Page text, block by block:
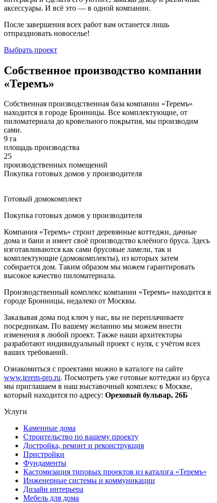
аксессуары. И всё это — в одной компании.
После завершения всех работ вам останется лишь
отпраздновать новоселье!
Выбрать проект
Собственное производство компании
«Теремъ»
Собственная производственная база компании «Теремъ»
находится в городе Бронницы. Все комплектующие, от
пиломатериала до кровельного покрытия, мы производим
сами.
9 га
площадь производства
25
производственных помещений
Покупка готовых домов у производителя
Готовый домокомплект
Покупка готовых домов у производителя
Компания «Теремъ» строит деревянные коттеджи, дачные
дома и бани и имеет своё производство клеёного бруса. Здесь
изготавливаются как сами брусовые ламели, так и
комплектующие (домокомплекты), из которых затем
собирается дом. Таким образом мы можем гарантировать
высокое качество пиломатериала.
Производственный комплекс компании «Теремъ» находится в
городе Бронницы, недалеко от Москвы.
Заказывая дома под ключ у нас, вы не переплачиваете
посредникам. По вашему желанию мы можем внести
изменения в любой проект. Также наши архитекторы
разработают индивидуальный проект с нуля, с учётом всех
ваших требований.
Ознакомиться с проектами можно в каталоге на сайте
www.terem-pro.ru. Посмотреть уже готовые коттеджи из бруса
мы приглашаем в наш выставочный комплекс в Москве,
который находится по адресу: Ореховый бульвар, 26Б
Услуги
Каменные дома
Строительство по вашему проекту
Достройка, ремонт и реконструкция
Пристройки
Фундаменты
Кастомизация типовых проектов из каталога «Теремъ»
Инженерные системы и коммуникации
Дизайн интерьера
Мебель для дома